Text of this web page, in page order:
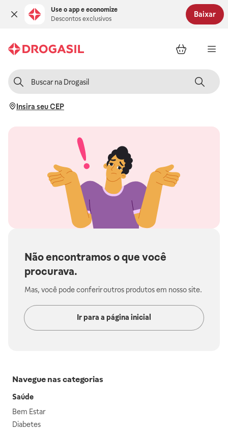
Use o app e economize
Descontos exclusivos
Baixar
Insira seu CEP
Não encontramos o que você
procurava.
Mas, você pode conferir outros produtos em nosso site.
Ir para a página inicial
Navegue nas categorias
Saúde
Bem Estar
Diabetes